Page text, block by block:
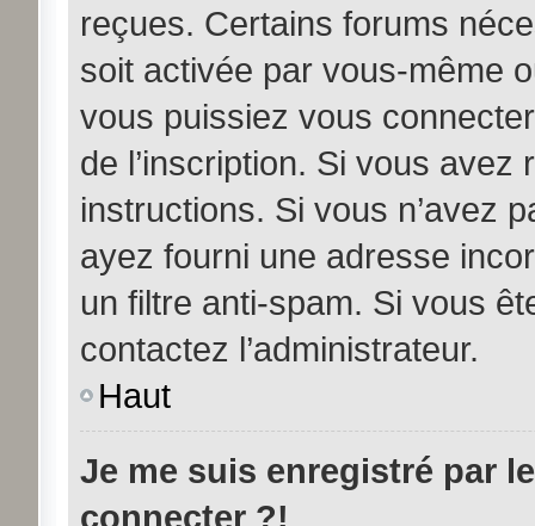
reçues. Certains forums
soit activée par vous-même
vous puissiez vous
de l’inscription. Si vous
instructions. Si vous n’avez
ayez fourni une adresse
un filtre anti-spam. Si vous
contactez l’administrateur.
Haut
Je me suis enregistré par
connecter ?!